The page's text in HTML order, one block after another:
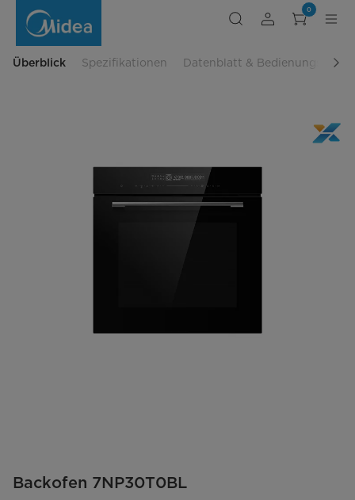
7NP30T0BL
0
Überblick Spezifikationen Datenblatt &
Backofen 7NP30T0BL